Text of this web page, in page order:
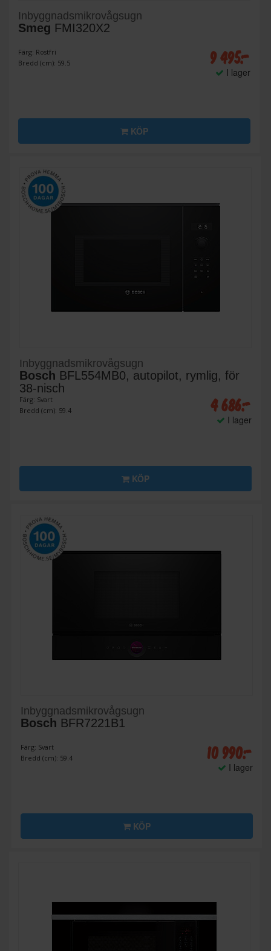
Inbyggnadsmikrovågsugn
Smeg FMI320X2
Färg: Rostfri
Bredd (cm): 59.5
9 495:-
I lager
KÖP
Inbyggnadsmikrovågsugn
Bosch BFL554MB0, autopilot, rymlig, för
38-nisch
Färg: Svart
Bredd (cm): 59.4
4 686:-
I lager
KÖP
Inbyggnadsmikrovågsugn
Bosch BFR7221B1
Färg: Svart
Bredd (cm): 59.4
10 990:-
I lager
KÖP